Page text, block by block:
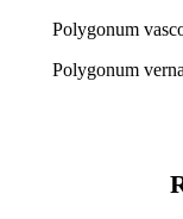
Polygonum
Polygonum